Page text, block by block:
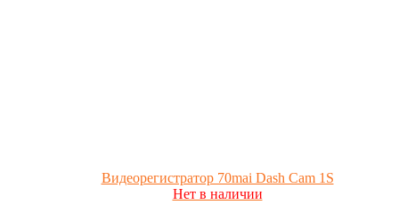
Видеорегистратор 70mai Dash Cam 1S
Нет в наличии